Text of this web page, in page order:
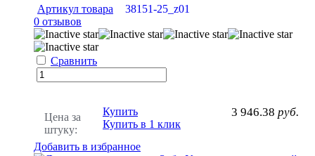
Артикул товара
38151-25_z01
0 отзывов
Сравнить
Цена за
штуку:
3 946.38 руб.
Купить
Купить в 1 клик
Добавить в избранное